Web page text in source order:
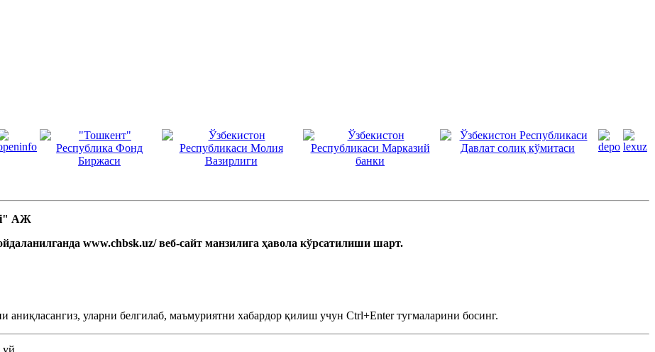
АЖ
www.chbsk.uz/ веб-сайт манзилига ҳавола кўрсатилиши шарт.
аниқласангиз, уларни белгилаб, маъмуриятни хабардор қилиш учун Ctrl+Enter тугмаларини босинг.
уй